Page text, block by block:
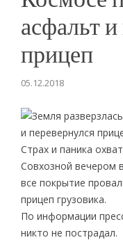
асфальт
прицеп
05.12.2018
Страх и паника
Совхозной вечером
все покрытие
прицеп грузовика.
По информации
никто не пострадал.